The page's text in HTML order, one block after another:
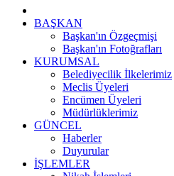
BAŞKAN
Başkan'ın Özgeçmişi
Başkan'ın Fotoğrafları
KURUMSAL
Belediyecilik İlkelerimiz
Meclis Üyeleri
Encümen Üyeleri
Müdürlüklerimiz
GÜNCEL
Haberler
Duyurular
İŞLEMLER